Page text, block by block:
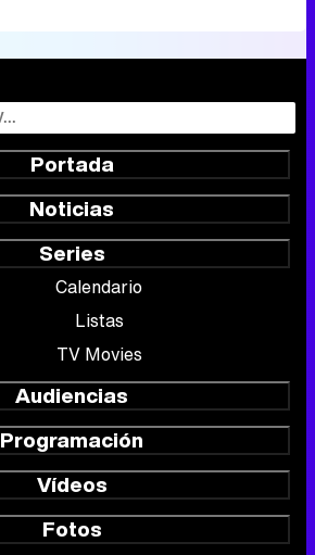
Portada
Noticias
Series
Calendario
Listas
TV Movies
Audiencias
Programación
Vídeos
Fotos